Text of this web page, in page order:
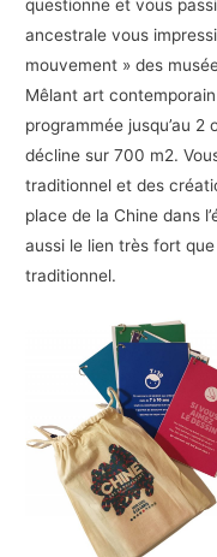
questionne et vous
ancestrale vous
mouvement » des
Mêlant art
programmée jusqu’au 2
décline sur 700 m2.
traditionnel et des
place de la Chine dans
aussi le lien très fort
traditionnel.